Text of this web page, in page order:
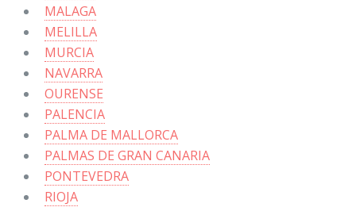
MALAGA
MELILLA
MURCIA
NAVARRA
OURENSE
PALENCIA
PALMA DE MALLORCA
PALMAS DE GRAN CANARIA
PONTEVEDRA
RIOJA